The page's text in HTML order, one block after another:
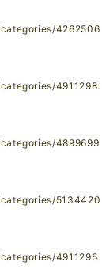
4262506
4911298
4899699
5134420
4911296